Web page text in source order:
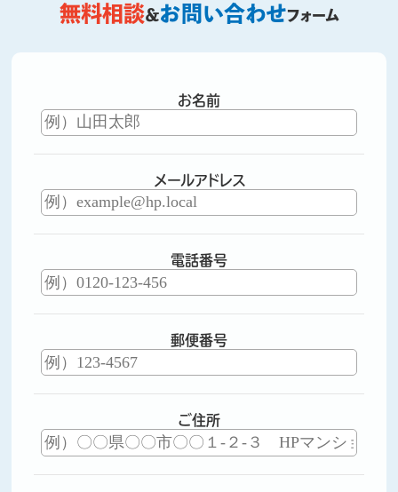
無料相談＆お問い合わせフォーム
お名前
メールアドレス
電話番号
郵便番号
ご住所